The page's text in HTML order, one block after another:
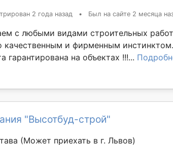
2 года назад • Был на сайте 2 месяца
с любыми видами строительных
качественным и фирменным
гарантирована на объектах !!!...
"Высотбуд-строй"
(Может приехать в г. Львов)